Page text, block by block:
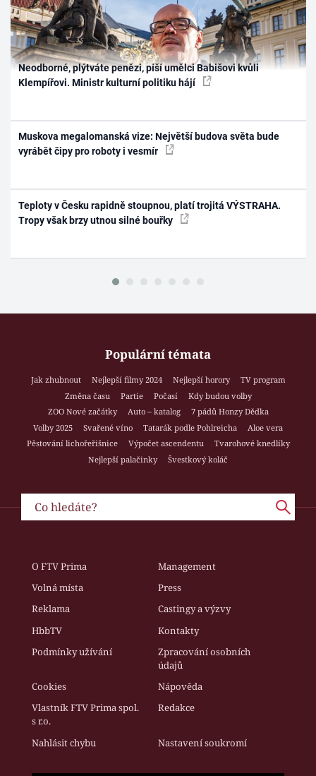
Neodborné, plýtváte penězi, píší umělci Babišovi kvůli
Klempířovi. Ministr kulturní politiku hájí
Muskova megalomanská vize: Největší budova světa bude
vyrábět čipy pro roboty i vesmír
Teploty v Česku rapidně stoupnou, platí trojitá VÝSTRAHA.
Tropy však brzy utnou silné bouřky
Populární témata
Jak zhubnout Nejlepší filmy 2024 Nejlepší horory
TV program
Změna času
Partie Počasí
Kdy budou volby
ZOO Nové začátky
Auto – katalog
7 pádů Honzy Dědka
Volby 2025
Svařené víno Tatarák podle Pohlreicha
Aloe vera
Pěstování lichořeřišnice
Výpočet ascendentu
Tvarohové knedlíky
Nejlepší palačinky
Švestkový koláč
O FTV Prima
Management
Volná místa
Press
Reklama
Castingy a výzvy
HbbTV
Kontakty
Podmínky užívání
Zpracování osobních
údajů
Cookies
Nápověda
Vlastník FTV Prima spol.
s r.o.
Redakce
Nahlásit chybu Nastavení soukromí